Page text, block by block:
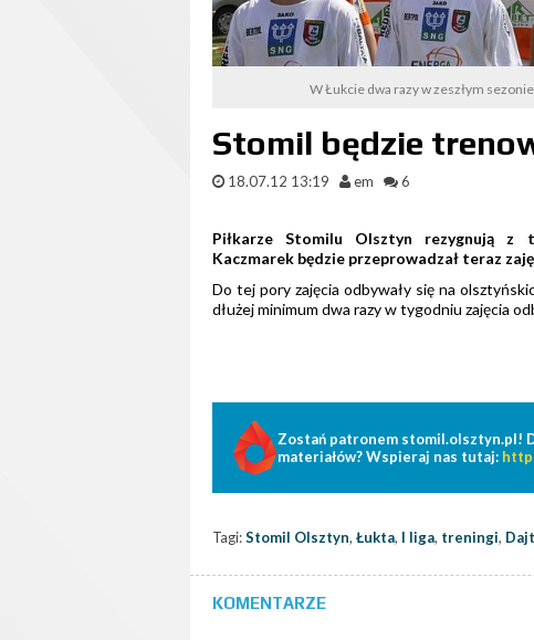
W Łukcie dwa razy w zeszłym
Stomil będzie
18.07.12 13:19 em 6
Piłkarze Stomilu Olsztyn rezygnują z
Kaczmarek będzie przeprowadzał teraz
Do tej pory zajęcia odbywały się na
dłużej minimum dwa razy w tygodniu zajęcia
Zostań patronem stomil.olsztyn.pl!
materiałów? Wspieraj nas tutaj:
Tagi:Stomil Olsztyn, Łukta, I liga, treningi,
KOMENTARZE